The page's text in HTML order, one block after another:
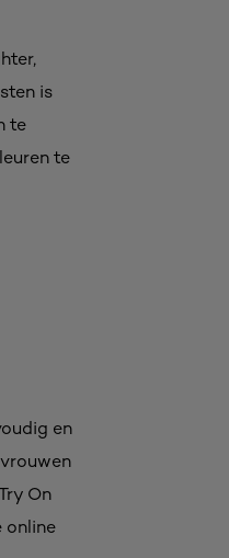
is
te
te
en
On
online